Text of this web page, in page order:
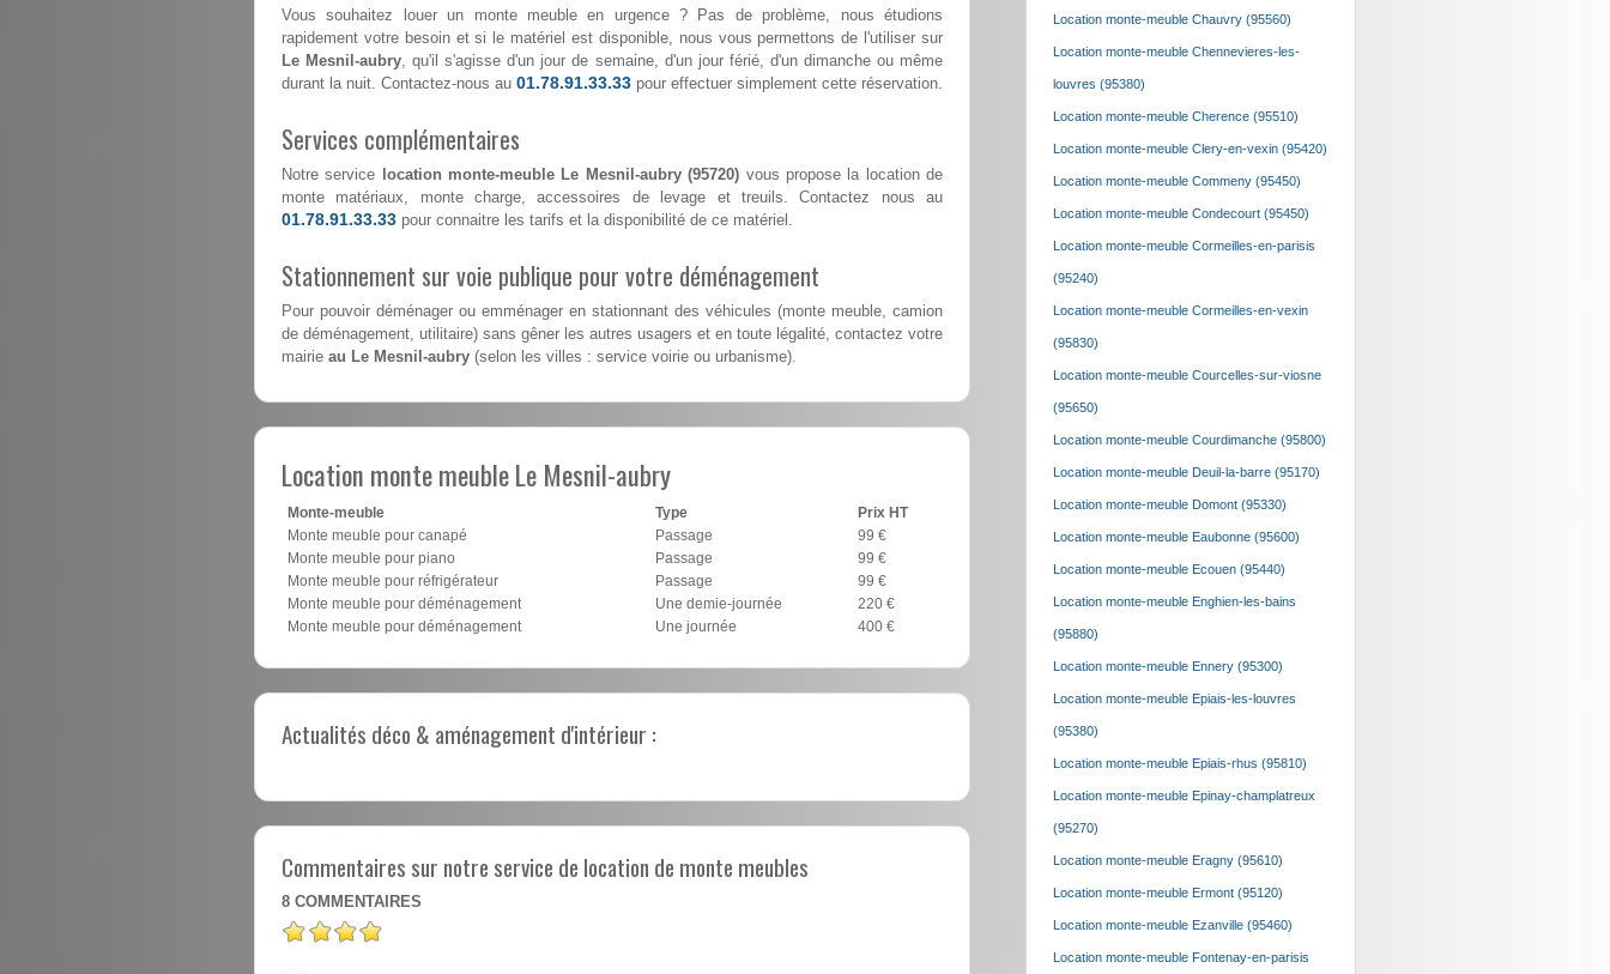
Vous souhaitez louer un monte meuble en urgence ? Pas de problème, nous étudions
rapidement votre besoin et si le matériel est disponible, nous vous permettons de l'utiliser sur
Le Mesnil-aubry, qu'il s'agisse d'un jour de semaine, d'un jour férié, d'un dimanche ou même
durant la nuit. Contactez-nous au 01.78.91.33.33 pour effectuer simplement cette réservation.
Services complémentaires
Notre service location monte-meuble Le Mesnil-aubry (95720) vous propose la location de
monte matériaux, monte charge, accessoires de levage et treuils. Contactez nous au
01.78.91.33.33 pour connaitre les tarifs et la disponibilité de ce matériel.
Stationnement sur voie publique pour votre déménagement
Pour pouvoir déménager ou emménager en stationnant des véhicules (monte meuble, camion
de déménagement, utilitaire) sans gêner les autres usagers et en toute légalité, contactez votre
mairie au Le Mesnil-aubry (selon les villes : service voirie ou urbanisme).
Location monte meuble Le Mesnil-aubry
Monte-meuble Type
Prix HT
Monte meuble pour canapé
Passage
99 €
Monte meuble pour piano
Passage
99 €
Monte meuble pour réfrigérateur
Passage
99 €
Monte meuble pour déménagement
Une demie-journée
220 €
Monte meuble pour déménagement
Une journée 400 €
Actualités déco & aménagement d'intérieur :
Commentaires sur notre service de location de monte meubles
8 COMMENTAIRES
Location monte-meuble Chauvry (95560)
Location monte-meuble Chennevieres-les-
louvres (95380)
Location monte-meuble Cherence (95510)
Location monte-meuble Clery-en-vexin (95420)
Location monte-meuble Commeny (95450)
Location monte-meuble Condecourt (95450)
Location monte-meuble Cormeilles-en-parisis
(95240)
Location monte-meuble Cormeilles-en-vexin
(95830)
Location monte-meuble Courcelles-sur-viosne
(95650)
Location monte-meuble Courdimanche (95800)
Location monte-meuble Deuil-la-barre (95170)
Location monte-meuble Domont (95330)
Location monte-meuble Eaubonne (95600)
Location monte-meuble Ecouen (95440)
Location monte-meuble Enghien-les-bains
(95880)
Location monte-meuble Ennery (95300)
Location monte-meuble Epiais-les-louvres
(95380)
Location monte-meuble Epiais-rhus (95810)
Location monte-meuble Epinay-champlatreux
(95270)
Location monte-meuble Eragny (95610)
Location monte-meuble Ermont (95120)
Location monte-meuble Ezanville (95460)
Location monte-meuble Fontenay-en-parisis